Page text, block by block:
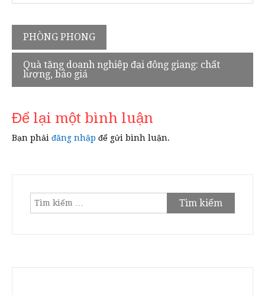
Điều
hướng
bài
viết
PHÒNG PHONG
Quà tặng doanh nghiệp đại đông giang: chất
lượng, báo giá
Để lại một bình luận
Bạn phải đăng nhập để gửi bình luận.
Tìm
kiếm